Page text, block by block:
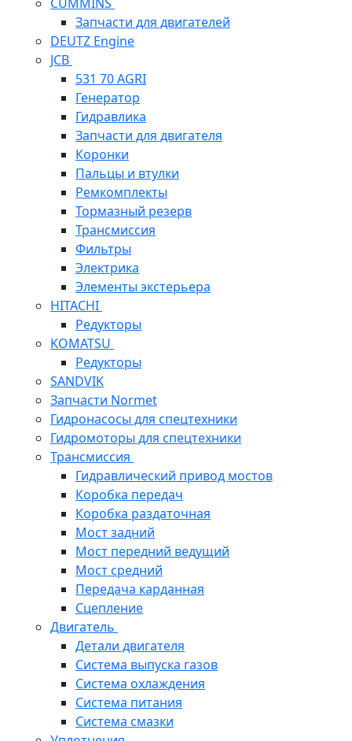
CUMMINS
Запчасти для двигателей
DEUTZ Engine
JCB
531 70 AGRI
Генератор
Гидравлика
Запчасти для двигателя
Коронки
Пальцы и втулки
Ремкомплекты
Тормазный резерв
Трансмиссия
Фильтры
Электрика
Элементы экстерьера
HITACHI
Редукторы
KOMATSU
Редукторы
SANDVIK
Запчасти Normet
Гидронасосы для спецтехники
Гидромоторы для спецтехники
Трансмиссия
Гидравлический привод мостов
Коробка передач
Коробка раздаточная
Мост задний
Мост передний ведущий
Мост средний
Передача карданная
Сцепление
Двигатель
Детали двигателя
Система выпуска газов
Система охлаждения
Система питания
Система смазки